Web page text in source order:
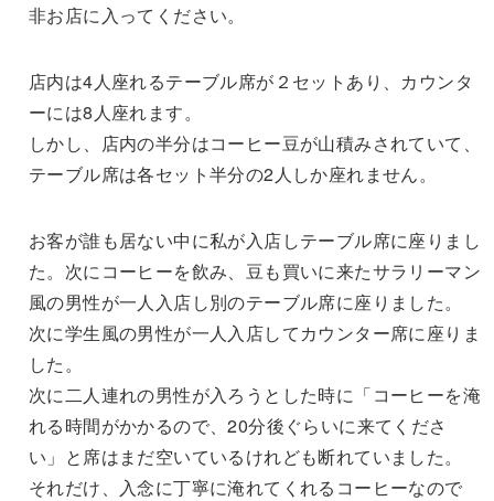
非お店に入ってください。
店内は4人座れるテーブル席が２セットあり、カウンタ
ーには8人座れます。
しかし、店内の半分はコーヒー豆が山積みされていて、
テーブル席は各セット半分の2人しか座れません。
お客が誰も居ない中に私が入店しテーブル席に座りまし
た。次にコーヒーを飲み、豆も買いに来たサラリーマン
風の男性が一人入店し別のテーブル席に座りました。
次に学生風の男性が一人入店してカウンター席に座りま
した。
次に二人連れの男性が入ろうとした時に「コーヒーを淹
れる時間がかかるので、20分後ぐらいに来てくださ
い」と席はまだ空いているけれども断れていました。
それだけ、入念に丁寧に淹れてくれるコーヒーなので